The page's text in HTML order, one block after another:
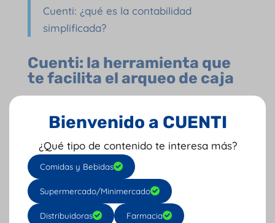
Cuenti: ¿qué es la contabilidad
simplificada?
Cuenti: la herramienta que
te facilita el arqueo de caja
Lo mejor para los arqueos de caja y las
actividades contables de los negocios es
te ofrece una solución práctica y eficiente
para simplificar la administración de tu
negocio.
Con nuestra plataforma, podrás realizar
Bienvenido a CUENTI
¿Qué tipo de contenido te interesa más?
Comidas y Bebidas
Supermercado/Minimercado
Distribuidoras Farmacia